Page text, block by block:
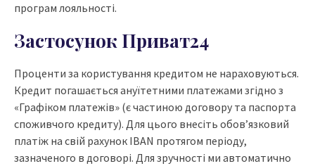
програм лояльності.
Застосунок Приват24
Проценти за користування кредитом не нараховуються.
Кредит погашається ануїтетними платежами згідно з
«Графіком платежів» (є частиною договору та паспорта
споживчого кредиту). Для цього внесіть обов’язковий
платіж на свій рахунок IBAN протягом періоду,
зазначеного в договорі. Для зручності ми автоматично